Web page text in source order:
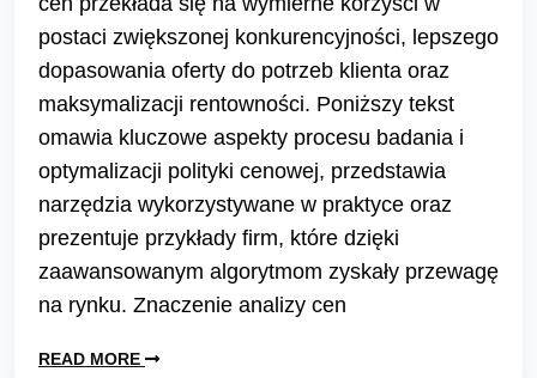
postaci zwiększonej konkurencyjności, lepszego
dopasowania oferty do potrzeb klienta oraz
maksymalizacji rentowności. Poniższy tekst
omawia kluczowe aspekty procesu badania i
optymalizacji polityki cenowej, przedstawia
narzędzia wykorzystywane w praktyce oraz
prezentuje przykłady firm, które dzięki
zaawansowanym algorytmom zyskały przewagę
na rynku. Znaczenie analizy cen
READ MORE